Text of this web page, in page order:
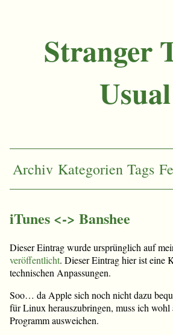
Stranger
Usual
Archiv Kategorien Tags
iTunes <-> Banshee
Dieser Eintrag wurde ursprünglich auf
veröffentlicht. Dieser Eintrag hier ist eine
technischen Anpassungen.
Soo… da Apple sich noch nicht dazu
für Linux herauszubringen, muss ich wohl
Programm ausweichen.